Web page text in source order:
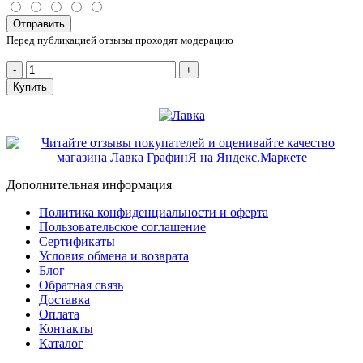
Отправить
Перед публикацией отзывы проходят модерацию
-
+
Купить
Дополнительная информация
Политика конфиденциальности и оферта
Пользовательское соглашение
Сертификаты
Условия обмена и возврата
Блог
Обратная связь
Доставка
Оплата
Контакты
Каталог